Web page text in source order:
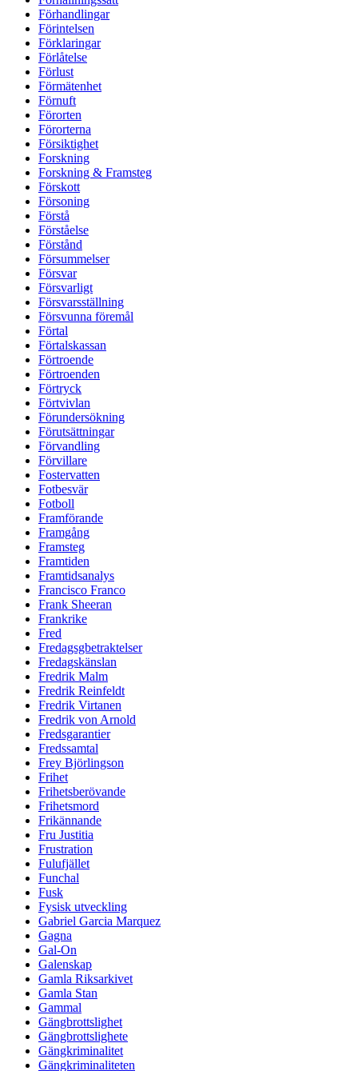
Förhandlingar
Förintelsen
Förklaringar
Förlåtelse
Förlust
Förmätenhet
Förnuft
Förorten
Förorterna
Försiktighet
Forskning
Forskning & Framsteg
Förskott
Försoning
Förstå
Förståelse
Förstånd
Försummelser
Försvar
Försvarligt
Försvarsställning
Försvunna föremål
Förtal
Förtalskassan
Förtroende
Förtroenden
Förtryck
Förtvivlan
Förundersökning
Förutsättningar
Förvandling
Förvillare
Fostervatten
Fotbesvär
Fotboll
Framförande
Framgång
Framsteg
Framtiden
Framtidsanalys
Francisco Franco
Frank Sheeran
Frankrike
Fred
Fredagsgbetraktelser
Fredagskänslan
Fredrik Malm
Fredrik Reinfeldt
Fredrik Virtanen
Fredrik von Arnold
Fredsgarantier
Fredssamtal
Frey Björlingson
Frihet
Frihetsberövande
Frihetsmord
Frikännande
Fru Justitia
Frustration
Fulufjället
Funchal
Fusk
Fysisk utveckling
Gabriel Garcia Marquez
Gagna
Gal-On
Galenskap
Gamla Riksarkivet
Gamla Stan
Gammal
Gängbrottslighet
Gängbrottslighete
Gängkriminalitet
Gängkriminaliteten